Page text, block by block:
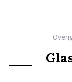
r
c